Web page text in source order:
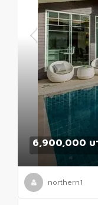
6,900,000 บ
northern1